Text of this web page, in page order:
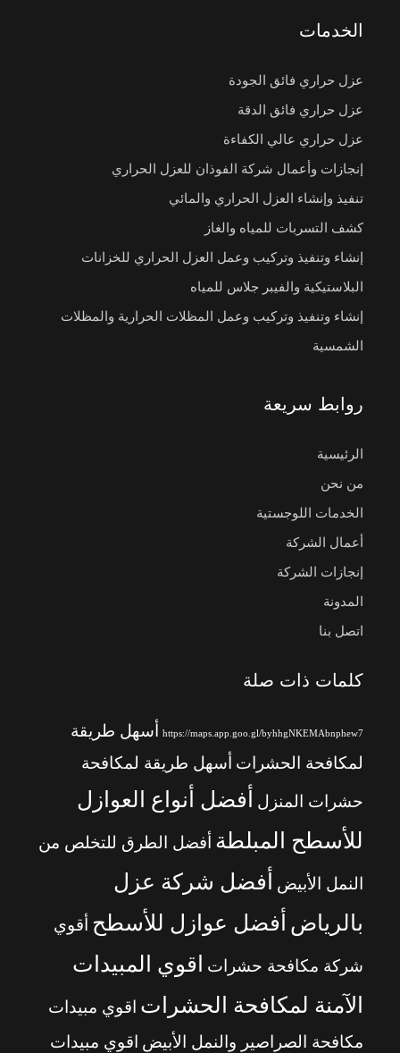
الخدمات
عزل حراري فائق الجودة
عزل حراري فائق الدقة
عزل حراري عالي الكفاءة
إنجازات وأعمال شركة الفوذان للعزل الحراري
تنفيذ وإنشاء العزل الحراري والمائي
كشف التسربات للمياه والغاز
إنشاء وتنفيذ وتركيب وعمل العزل الحراري للخزانات
البلاستيكية والفيبر جلاس للمياه
إنشاء وتنفيذ وتركيب وعمل المظلات الحرارية والمظلات
الشمسية
روابط سريعة
الرئيسية
من نحن
الخدمات اللوجستية
أعمال الشركة
إنجازات الشركة
المدونة
اتصل بنا
كلمات ذات صلة
https://maps.app.goo.gl/byhhgNKEMAbnphew7
أسهل طريقة
لمكافحة الحشرات أسهل طريقة لمكافحة
حشرات المنزل
أفضل أنواع العوازل
للأسطح المبلطة أفضل الطرق للتخلص من
النمل الأبيض
أفضل شركة عزل
بالرياض أفضل عوازل للأسطح أقوي
شركة مكافحة حشرات
اقوي المبيدات
الآمنة لمكافحة الحشرات اقوي مبيدات
مكافحة الصراصير والنمل الأبيض اقوي مبيدات